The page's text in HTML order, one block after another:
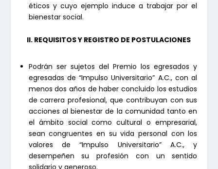
éticos y cuyo ejemplo induce a trabajar por el
bienestar social.
II. REQUISITOS Y REGISTRO DE POSTULACIONES
Podrán ser sujetos del Premio los egresados y
egresadas de “Impulso Universitario” A.C., con al
menos dos años de haber concluido los estudios
de carrera profesional, que contribuyan con sus
acciones al bienestar de la comunidad tanto en
el ámbito social como cultural o empresarial,
sean congruentes en su vida personal con los
valores de “Impulso Universitario” A.C., y
desempeñen su profesión con un sentido
solidario y generoso.